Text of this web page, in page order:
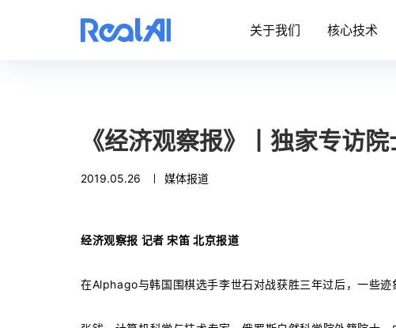
关于我们 核心技术
《经济观察报》丨独家专访
2019.05.26 媒体报道
经济观察报 记者 宋笛 北京报道
在Alphago与韩国围棋选手李世石对战获胜三年过后，一些